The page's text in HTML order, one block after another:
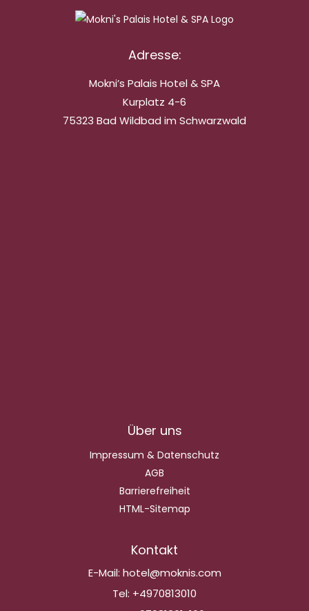
Adresse:
Mokni’s Palais Hotel & SPA
Kurplatz 4-6
75323 Bad Wildbad im Schwarzwald
Über uns
Impressum & Datenschutz
AGB
Barrierefreiheit
HTML-Sitemap
Kontakt
E-Mail: hotel@moknis.com
Tel: +4970813010